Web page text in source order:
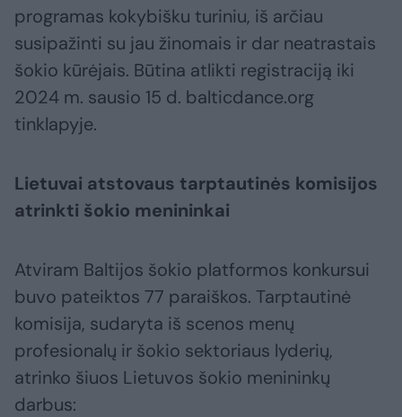
programas kokybišku turiniu, iš arčiau
susipažinti su jau žinomais ir dar neatrastais
šokio kūrėjais. Būtina atlikti registraciją iki
2024 m. sausio 15 d. balticdance.org
tinklapyje.
Lietuvai atstovaus tarptautinės komisijos
atrinkti šokio menininkai
Atviram Baltijos šokio platformos konkursui
buvo pateiktos 77 paraiškos. Tarptautinė
komisija, sudaryta iš scenos menų
profesionalų ir šokio sektoriaus lyderių,
atrinko šiuos Lietuvos šokio menininkų
darbus: